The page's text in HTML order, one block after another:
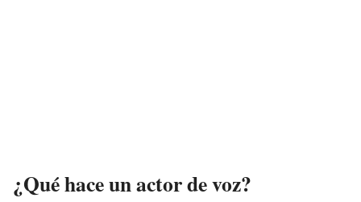
¿Qué hace un actor de voz?